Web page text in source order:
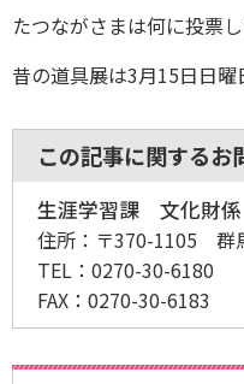
たつながさまは何に投票
昔の道具展は3月15日日曜
この記事に関するお
生涯学習課 文化財係
住所： 〒370-1105 群
TEL： 0270-30-6180
FAX： 0270-30-6183